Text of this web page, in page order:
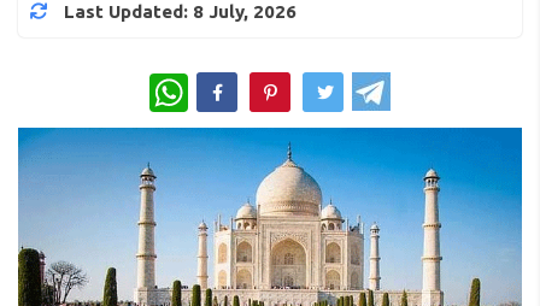
Last Updated: 8 July, 2026
WhatsApp